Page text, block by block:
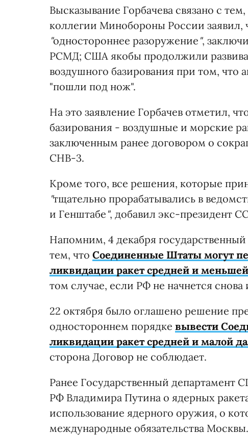
Высказывание Горбачева связано с
коллегии Минобороны России заявил,
"одностороннее разоружение ",
РСМД; США якобы продолжили
воздушного базирования при том, что
"пошли под нож".
На это заявление Горбачев отметил,
базирования - воздушные и морские
заключенным ранее договором о
СНВ-3.
Кроме того, все решения, которые
"тщательно прорабатывались в
и Генштабе ", добавил экс-президент
Напомним, 4 декабря
тем, что Соединенные Штаты могут
ликвидации ракет средней и
том случае, если РФ не начнется
22 октября было оглашено решение
одностороннем порядке вывести
ликвидации ракет средней и малой
сторона Договор не соблюдает.
Ранее Государственный департамент
РФ Владимира Путина о ядерных
использование ядерного оружия, о
международные обязательства Москвы.